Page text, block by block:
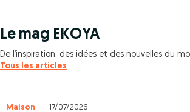
Le mag EKOYA
De l’inspiration, des idées et des nouvelles du
Tous les articles
Maison 17/07/2026